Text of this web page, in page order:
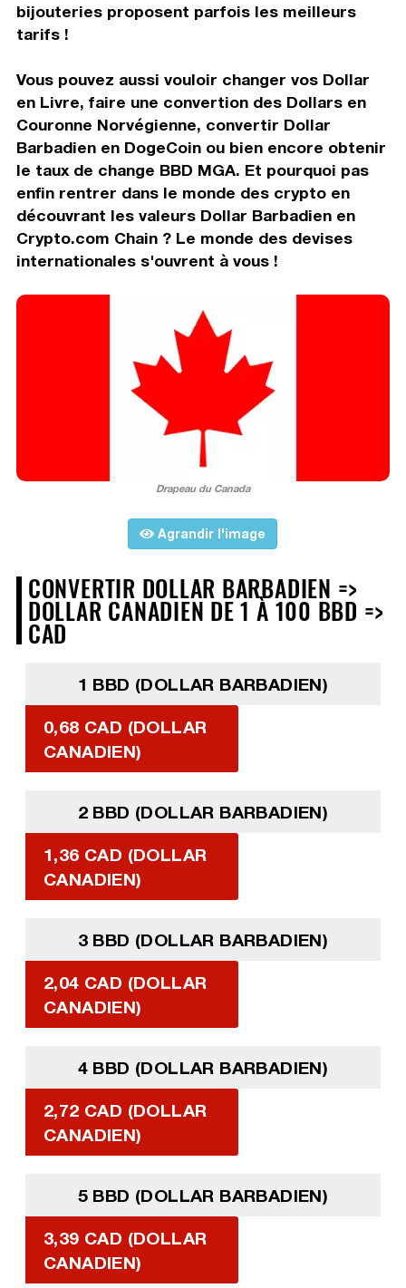
bijouteries proposent parfois les meilleurs
tarifs !
Vous pouvez aussi vouloir changer vos Dollar
en Livre, faire une convertion des Dollars en
Couronne Norvégienne, convertir Dollar
Barbadien en DogeCoin ou bien encore obtenir
le taux de change BBD MGA. Et pourquoi pas
enfin rentrer dans le monde des crypto en
découvrant les valeurs Dollar Barbadien en
Crypto.com Chain ? Le monde des devises
internationales s'ouvrent à vous !
Drapeau du Canada
Agrandir l'image
CONVERTIR DOLLAR BARBADIEN =>
DOLLAR CANADIEN DE 1 À 100 BBD =>
CAD
1 BBD (DOLLAR BARBADIEN)
0,68 CAD (DOLLAR
CANADIEN)
2 BBD (DOLLAR BARBADIEN)
1,36 CAD (DOLLAR
CANADIEN)
3 BBD (DOLLAR BARBADIEN)
2,04 CAD (DOLLAR
CANADIEN)
4 BBD (DOLLAR BARBADIEN)
2,72 CAD (DOLLAR
CANADIEN)
5 BBD (DOLLAR BARBADIEN)
3,39 CAD (DOLLAR
CANADIEN)